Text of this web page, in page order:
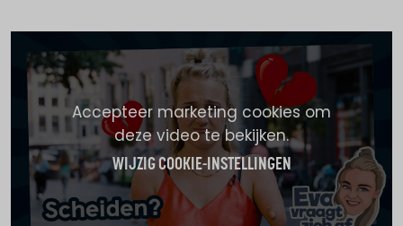
Accepteer marketing cookies om
deze video te bekijken.
WIJZIG COOKIE-INSTELLINGEN